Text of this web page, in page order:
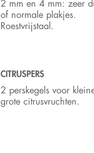
2 mm en 4 mm: zeer
of normale plakjes.
Roestvrijstaal.
CITRUSPERS
2 perskegels voor
grote citrusvruchten.